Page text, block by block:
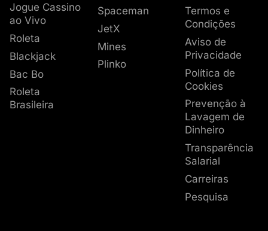
Jogue Cassino
ao Vivo
Roleta
Blackjack
Bac Bo
Roleta
Brasileira
Spaceman
JetX
Mines
Plinko
Termos e
Condições
Aviso de
Privacidade
Política de
Cookies
Prevenção à
Lavagem de
Dinheiro
Transparência
Salarial
Carreiras
Pesquisa